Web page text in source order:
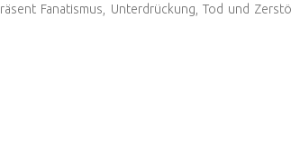
Fanatismus, Unterdrückung, Tod und